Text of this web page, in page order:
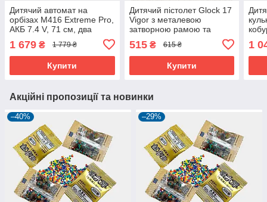
Дитячий автомат на
орбізах M416 Extreme Pro,
АКБ 7.4 V, 71 см, два
магазина, 8000 шт. орбізів
1 679 ₴ 1 779 ₴
Купити
Дитячий пістолет Glock 17
Vigor з металевою
затворною рамою та
515₴ 615 ₴
Купити
1
Акційні пропозиції та новинки
–40% –29%